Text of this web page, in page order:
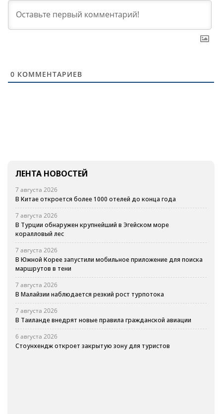
0 КОММЕНТАРИЕВ
ЛЕНТА НОВОСТЕЙ
7 августа 2026
В Китае откроется более 1000 отелей до конца года
7 августа 2026
В Турции обнаружен крупнейший в Эгейском море
коралловый лес
7 августа 2026
В Южной Корее запустили мобильное приложение для поиска
маршрутов в тени
7 августа 2026
В Малайзии наблюдается резкий рост турпотока
7 августа 2026
В Таиланде внедрят новые правила гражданской авиации
6 августа 2026
Стоунхендж откроет закрытую зону для туристов